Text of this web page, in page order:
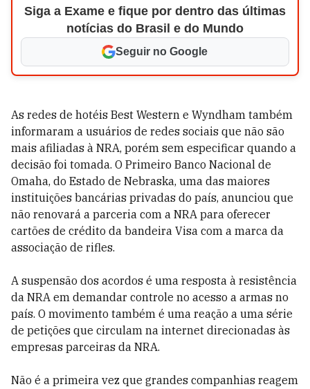
Siga a Exame e fique por dentro das últimas
notícias do Brasil e do Mundo
Seguir no Google
As redes de hotéis Best Western e Wyndham também
informaram a usuários de redes sociais que não são
mais afiliadas à NRA, porém sem especificar quando a
decisão foi tomada. O Primeiro Banco Nacional de
Omaha, do Estado de Nebraska, uma das maiores
instituições bancárias privadas do país, anunciou que
não renovará a parceria com a NRA para oferecer
cartões de crédito da bandeira Visa com a marca da
associação de rifles.
A suspensão dos acordos é uma resposta à resistência
da NRA em demandar controle no acesso a armas no
país. O movimento também é uma reação a uma série
de petições que circulam na internet direcionadas às
empresas parceiras da NRA.
Não é a primeira vez que grandes companhias reagem